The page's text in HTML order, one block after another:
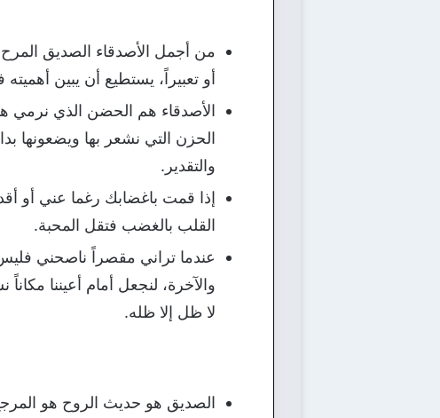
من أجمل الأصدقاء الصديق
أو تعبيراً، يستطيع أن يبين
الأصدقاء هم الحضن الذي نرمي
الحزن التي نشعر بها ويضعونها
والتقدير.
إذا قمت باغضابك رغما عني أو
القلب بالغضب فتقل المحبة.
عندما تراني مقصراً ناصحني فليس
والآخرة، لنجعل أمام أعيننا
لا ظل إلا ظله.
الصديق هو حديث الروح هو